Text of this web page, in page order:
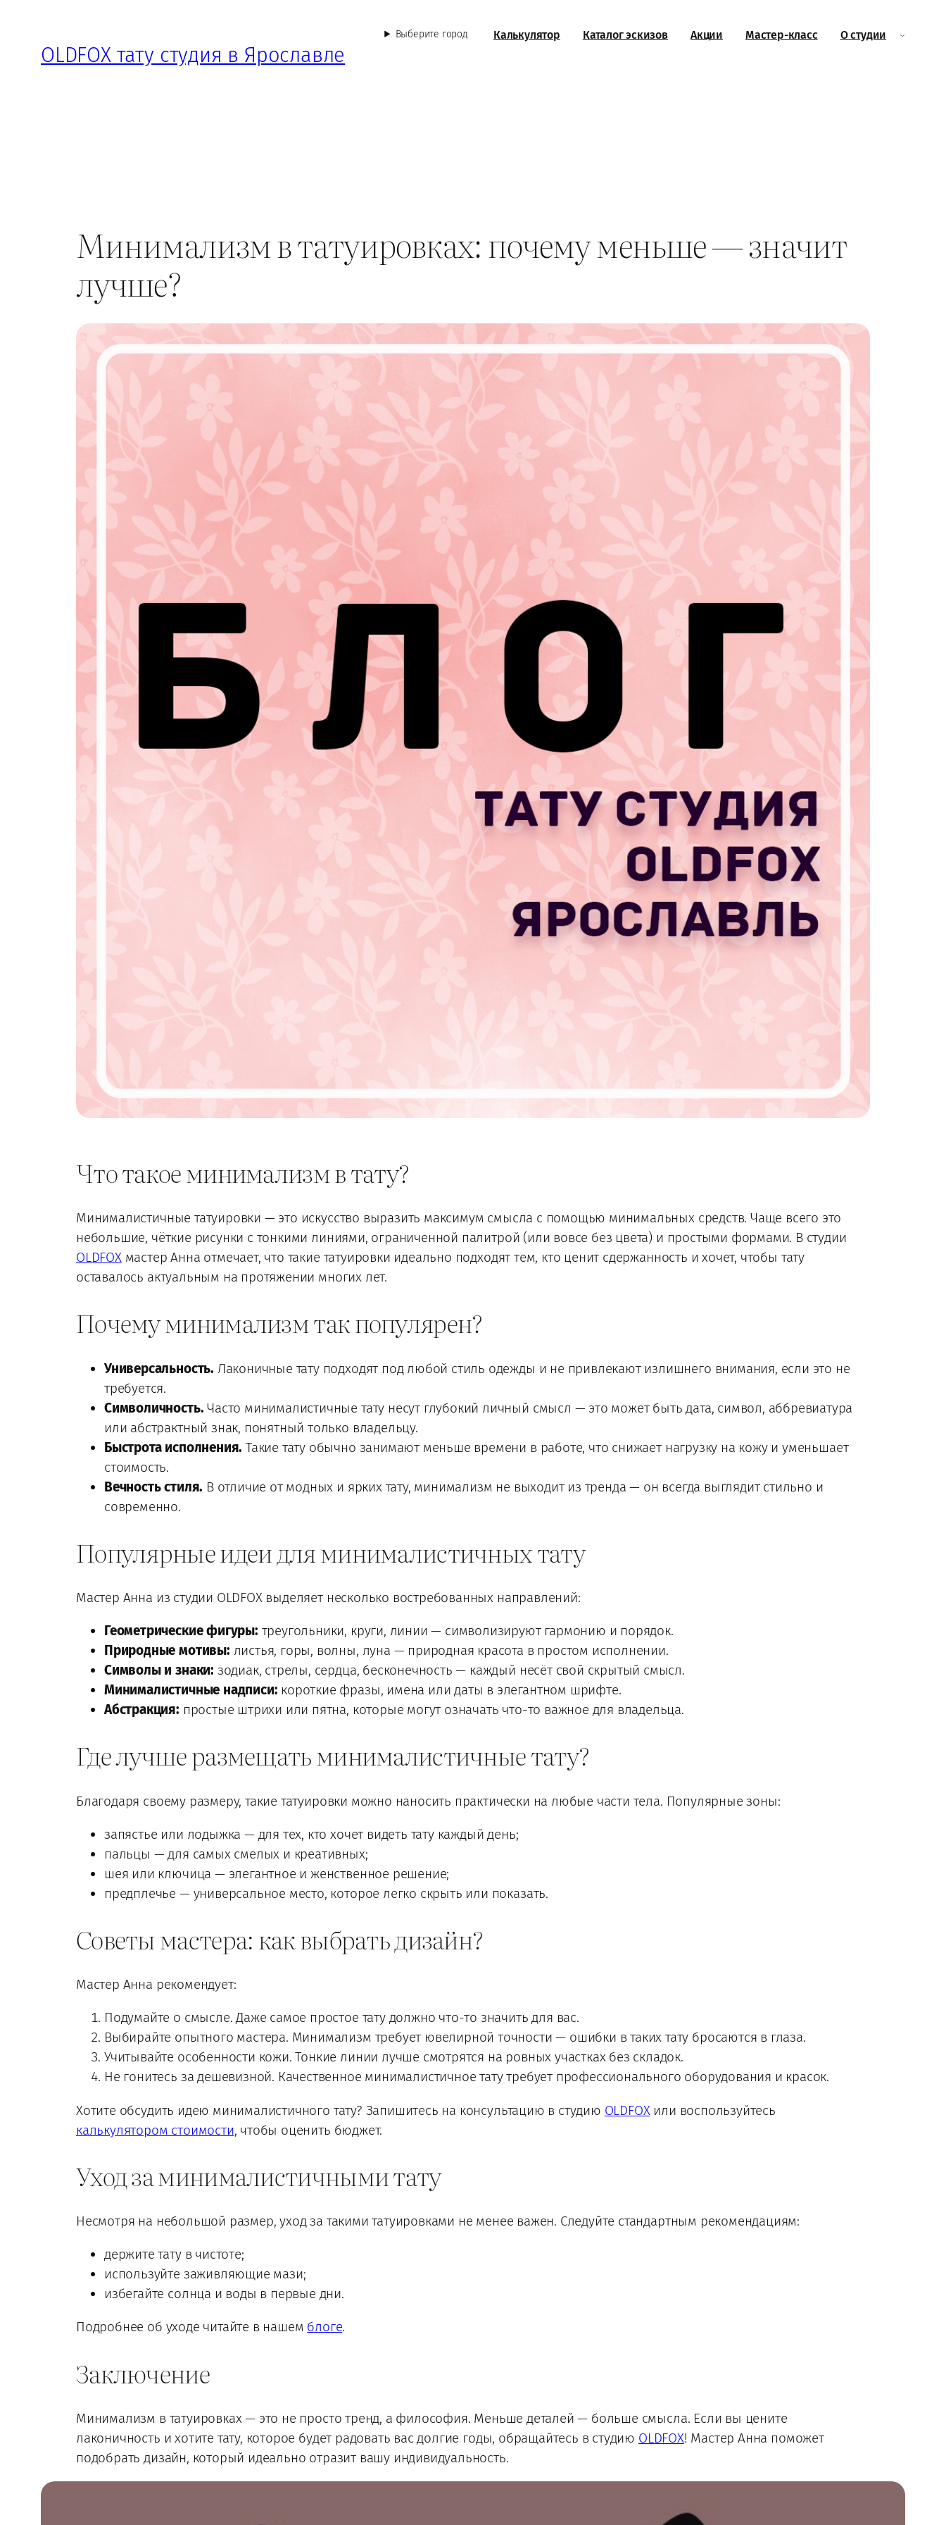
содержимому
OLDFOX тату студия в Ярославле
Выберите город Калькулятор Каталог эскизов Акции Мастер-класс О студии
Минимализм в татуировках: почему меньше — значит
лучше?
Что такое минимализм в тату?
Минималистичные татуировки — это искусство выразить максимум смысла с помощью минимальных средств. Чаще всего это
небольшие, чёткие рисунки с тонкими линиями, ограниченной палитрой (или вовсе без цвета) и простыми формами. В студии
OLDFOXмастер Анна отмечает, что такие татуировки идеально подходят тем, кто ценит сдержанность и хочет, чтобы тату
оставалось актуальным на протяжении многих лет.
Почему минимализм так популярен?
Универсальность. Лаконичные тату подходят под любой стиль одежды и не привлекают излишнего внимания, если это не
требуется.
Символичность. Часто минималистичные тату несут глубокий личный смысл — это может быть дата, символ, аббревиатура
или абстрактный знак, понятный только владельцу.
Быстрота исполнения. Такие тату обычно занимают меньше времени в работе, что снижает нагрузку на кожу и уменьшает
стоимость.
Вечность стиля. В отличие от модных и ярких тату, минимализм не выходит из тренда — он всегда выглядит стильно и
современно.
Популярные идеи для минималистичных тату
Мастер Анна из студии OLDFOX выделяет несколько востребованных направлений:
Геометрические фигуры: треугольники, круги, линии — символизируют гармонию и порядок.
Природные мотивы: листья, горы, волны, луна — природная красота в простом исполнении.
Символы и знаки: зодиак, стрелы, сердца, бесконечность — каждый несёт свой скрытый смысл.
Минималистичные надписи: короткие фразы, имена или даты в элегантном шрифте.
Абстракция: простые штрихи или пятна, которые могут означать что-то важное для владельца.
Где лучше размещать минималистичные тату?
Благодаря своему размеру, такие татуировки можно наносить практически на любые части тела. Популярные зоны:
запястье или лодыжка — для тех, кто хочет видеть тату каждый день;
пальцы — для самых смелых и креативных;
шея или ключица — элегантное и женственное решение;
предплечье — универсальное место, которое легко скрыть или показать.
Советы мастера: как выбрать дизайн?
Мастер Анна рекомендует:
Подумайте о смысле. Даже самое простое тату должно что-то значить для вас.
Выбирайте опытного мастера. Минимализм требует ювелирной точности — ошибки в таких тату бросаются в глаза.
Учитывайте особенности кожи. Тонкие линии лучше смотрятся на ровных участках без складок.
Не гонитесь за дешевизной. Качественное минималистичное тату требует профессионального оборудования и красок.
Хотите обсудить идею минималистичного тату? Запишитесь на консультацию в студию OLDFOX или воспользуйтесь
калькулятором стоимости, чтобы оценить бюджет.
Уход за минималистичными тату
Несмотря на небольшой размер, уход за такими татуировками не менее важен. Следуйте стандартным рекомендациям:
держите тату в чистоте;
используйте заживляющие мази;
избегайте солнца и воды в первые дни.
Подробнее об уходе читайте в нашем блоге.
Заключение
Минимализм в татуировках — это не просто тренд, а философия. Меньше деталей — больше смысла. Если вы цените
лаконичность и хотите тату, которое будет радовать вас долгие годы, обращайтесь в студию OLDFOX! Мастер Анна поможет
подобрать дизайн, который идеально отразит вашу индивидуальность.